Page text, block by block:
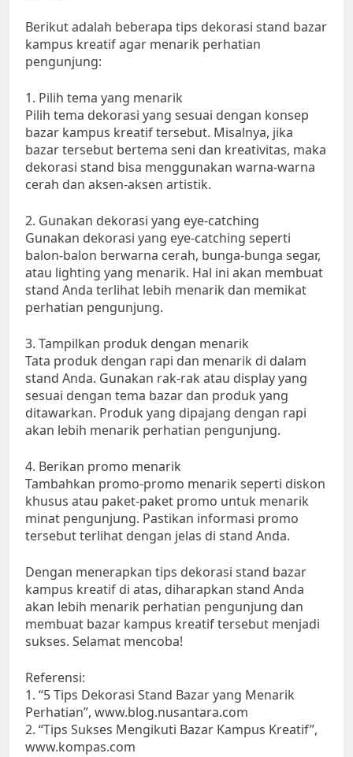
Berikut adalah beberapa tips dekorasi stand bazar
kampus kreatif agar menarik perhatian
pengunjung:
1. Pilih tema yang menarik
Pilih tema dekorasi yang sesuai dengan konsep
bazar kampus kreatif tersebut. Misalnya, jika
bazar tersebut bertema seni dan kreativitas, maka
dekorasi stand bisa menggunakan warna-warna
cerah dan aksen-aksen artistik.
2. Gunakan dekorasi yang eye-catching
Gunakan dekorasi yang eye-catching seperti
balon-balon berwarna cerah, bunga-bunga segar,
atau lighting yang menarik. Hal ini akan membuat
stand Anda terlihat lebih menarik dan memikat
perhatian pengunjung.
3. Tampilkan produk dengan menarik
Tata produk dengan rapi dan menarik di dalam
stand Anda. Gunakan rak-rak atau display yang
sesuai dengan tema bazar dan produk yang
ditawarkan. Produk yang dipajang dengan rapi
akan lebih menarik perhatian pengunjung.
4. Berikan promo menarik
Tambahkan promo-promo menarik seperti diskon
khusus atau paket-paket promo untuk menarik
minat pengunjung. Pastikan informasi promo
tersebut terlihat dengan jelas di stand Anda.
Dengan menerapkan tips dekorasi stand bazar
kampus kreatif di atas, diharapkan stand Anda
akan lebih menarik perhatian pengunjung dan
membuat bazar kampus kreatif tersebut menjadi
sukses. Selamat mencoba!
Referensi:
1. “5 Tips Dekorasi Stand Bazar yang Menarik
Perhatian”, www.blog.nusantara.com
2. “Tips Sukses Mengikuti Bazar Kampus Kreatif”,
www.kompas.com